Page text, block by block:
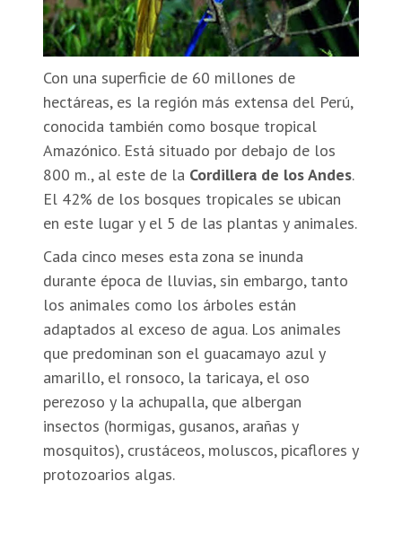
Con una superficie de 60 millones de
hectáreas, es la región más extensa del Perú,
conocida también como bosque tropical
Amazónico. Está situado por debajo de los
800 m., al este de la Cordillera de los Andes.
El 42% de los bosques tropicales se ubican
en este lugar y el 5 de las plantas y animales.
Cada cinco meses esta zona se inunda
durante época de lluvias, sin embargo, tanto
los animales como los árboles están
adaptados al exceso de agua. Los animales
que predominan son el guacamayo azul y
amarillo, el ronsoco, la taricaya, el oso
perezoso y la achupalla, que albergan
insectos (hormigas, gusanos, arañas y
mosquitos), crustáceos, moluscos, picaflores y
protozoarios algas.